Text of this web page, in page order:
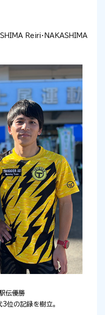
Reiri・NAKASHIMA
伝優勝
3位の記録を樹立。